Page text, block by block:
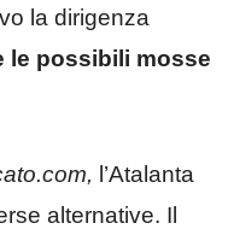
la dirigenza
le possibili mosse
l’Atalanta
alternative. Il